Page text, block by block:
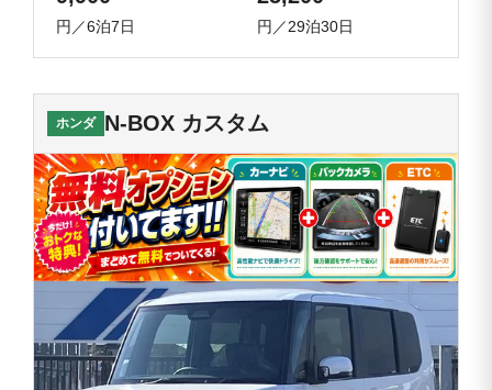
円／6泊7日 円／29泊30日
ホンダ N-BOX カスタム